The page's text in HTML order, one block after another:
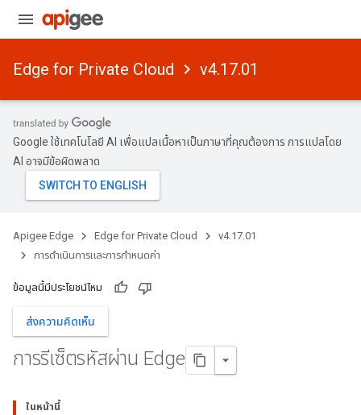
Edge for Private Cloud v4.17.01
Google ใช้เทคโนโลยี AI เพื่อแปลเนื้อหาเป็นภาษาที่คุณต้องการ การแปลโดย
AI อาจมีข้อผิดพลาด
Apigee Edge Edge for Private Cloud
v4.17.01
การดําเนินการและการกําหนดค่า
ข้อมูลนี้มีประโยชน์ไหม
ส่งความคิดเห็น
การรีเซ็ตรหัสผ่าน Edge
ในหน้านี้